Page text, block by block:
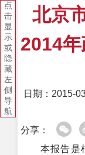
点
击
显
示
或
隐
藏
左
侧
导
航
北京
2014
日期：2015-
分享：
本报告是根